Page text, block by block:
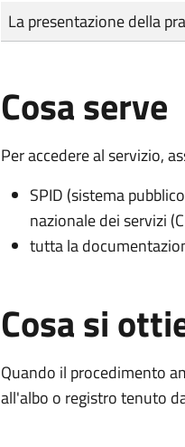
Tipo di pagamento
Importo
La presentazione della
Cosa serve
Per accedere al servizio,
SPID (sistema
nazionale dei servizi
tutta la
Cosa si
Quando il procedimento
all'albo o registro tenuto